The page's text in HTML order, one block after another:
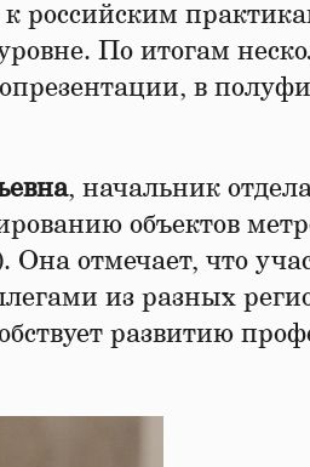
российским
По итогам
в
, начальник
объектов
отмечает, что
из разных
развитию